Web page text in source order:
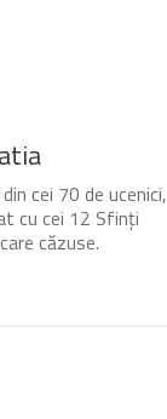
cei 70 de ucenici,
cu cei 12 Sfinți
căzuse.